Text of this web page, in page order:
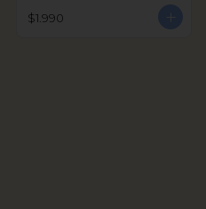
$1.990